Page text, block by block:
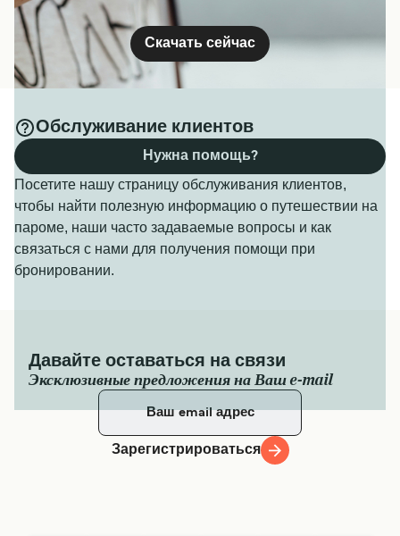
Скачать сейчас
Обслуживание клиентов
Посетите нашу страницу обслуживания клиентов,
чтобы найти полезную информацию о путешествии на
пароме, наши часто задаваемые вопросы и как
связаться с нами для получения помощи при
бронировании.
Нужна помощь?
Давайте оставаться на связи
Эксклюзивные предложения на Ваш e-mail
Зарегистрироваться